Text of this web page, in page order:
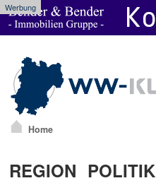
Werbung
Home
REGION POLITIK